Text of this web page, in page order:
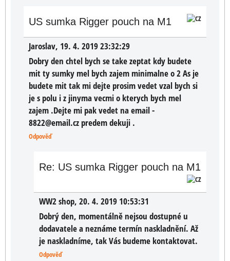
US sumka Rigger pouch na M1
Jaroslav, 19. 4. 2019 23:32:29
Dobry den chtel bych se take zeptat kdy budete
mit ty sumky mel bych zajem minimalne o 2 As je
budete mit tak mi dejte prosim vedet vzal bych si
je s polu i z jinyma vecmi o kterych bych mel
zajem .Dejte mi pak vedet na email -
8822@email.cz predem dekuji .
Odpověď
Re: US sumka Rigger pouch na M1
WW2 shop, 20. 4. 2019 10:53:31
Dobrý den, momentálně nejsou dostupné u
dodavatele a neznáme termín naskladnění. Až
je naskladníme, tak Vás budeme kontaktovat.
Odpověď